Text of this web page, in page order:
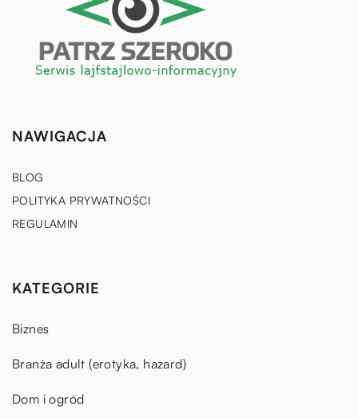
NAWIGACJA
BLOG
POLITYKA PRYWATNOŚCI
REGULAMIN
KATEGORIE
Biznes
Branża adult (erotyka, hazard)
Dom i ogród